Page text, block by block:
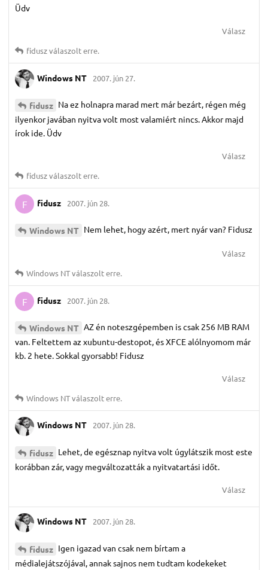
Üdv
Válasz
fiduszválaszolt erre.
Windows NT 2007. jún 27.
fidusz Na ez holnapra marad mert már bezárt, régen még
ilyenkor javában nyitva volt most valamiért nincs. Akkor majd
írok ide. Üdv
Válasz
fiduszválaszolt erre.
F fidusz 2007. jún 28.
Windows NT Nem lehet, hogy azért, mert nyár van? Fidusz
Válasz
Windows NTválaszolt erre.
F fidusz 2007. jún 28.
Windows NT AZ én noteszgépemben is csak 256 MB RAM
van. Feltettem az xubuntu-destopot, és XFCE alólnyomom már
kb. 2 hete. Sokkal gyorsabb! Fidusz
Válasz
Windows NTválaszolt erre.
Windows NT 2007. jún 28.
fidusz Lehet, de egésznap nyitva volt úgylátszik most este
korábban zár, vagy megváltozatták a nyitvatartási időt.
Válasz
Windows NT 2007. jún 28.
fidusz Igen igazad van csak nem bírtam a
médialejátszójával, annak sajnos nem tudtam kodekeket